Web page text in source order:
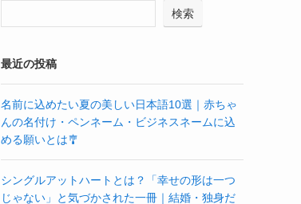
検索
最近の投稿
名前に込めたい夏の美しい日本語10選｜赤ちゃ
んの名付け・ペンネーム・ビジネスネームに込
める願いとは🎐
シングルアットハートとは？「幸せの形は一つ
じゃない」と気づかされた一冊｜結婚・独身だ